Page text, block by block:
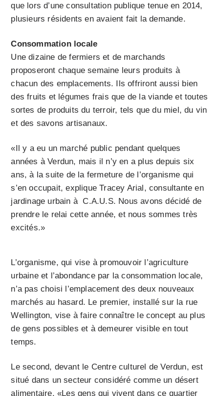
que lors d’une consultation publique tenue en 2014,
plusieurs résidents en avaient fait la demande.
Consommation locale
Une dizaine de fermiers et de marchands
proposeront chaque semaine leurs produits à
chacun des emplacements. Ils offriront aussi bien
des fruits et légumes frais que de la viande et toutes
sortes de produits du terroir, tels que du miel, du vin
et des savons artisanaux.
«Il y a eu un marché public pendant quelques
années à Verdun, mais il n’y en a plus depuis six
ans, à la suite de la fermeture de l’organisme qui
s’en occupait, explique Tracey Arial, consultante en
jardinage urbain à C.A.U.S. Nous avons décidé de
prendre le relai cette année, et nous sommes très
excités.»
L’organisme, qui vise à promouvoir l’agriculture
urbaine et l’abondance par la consommation locale,
n’a pas choisi l’emplacement des deux nouveaux
marchés au hasard. Le premier, installé sur la rue
Wellington, vise à faire connaître le concept au plus
de gens possibles et à demeurer visible en tout
temps.
Le second, devant le Centre culturel de Verdun, est
situé dans un secteur considéré comme un désert
alimentaire. «Les gens qui vivent dans ce quartier